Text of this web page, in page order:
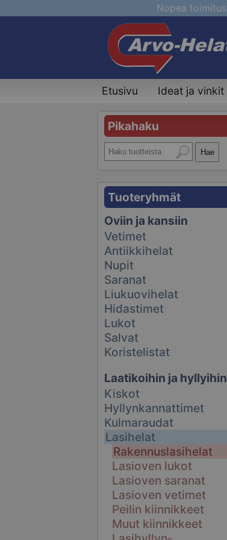
Nopea toimitus
Etusivu Ideat ja vinkit
Pikahaku
Tuoteryhmät
Oviin ja kansiin
Vetimet
Antiikkihelat
Nupit
Saranat
Liukuovihelat
Hidastimet
Lukot
Salvat
Koristelistat
Laatikoihin ja hyllyihin
Kiskot
Hyllynkannattimet
Kulmaraudat
Lasihelat
Rakennuslasihelat
Lasioven lukot
Lasioven saranat
Lasioven vetimet
Peilin kiinnikkeet
Muut kiinnikkeet